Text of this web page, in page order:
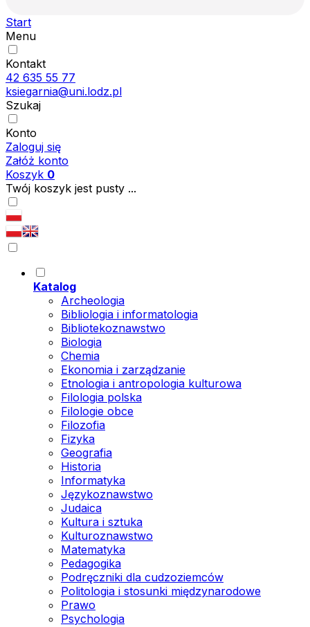
Start
Menu
Kontakt
42 635 55 77
ksiegarnia@uni.lodz.pl
Szukaj
Konto
Zaloguj się
Załóż konto
Koszyk 0
Twój koszyk jest pusty ...
Katalog
Archeologia
Bibliologia i informatologia
Bibliotekoznawstwo
Biologia
Chemia
Ekonomia i zarządzanie
Etnologia i antropologia kulturowa
Filologia polska
Filologie obce
Filozofia
Fizyka
Geografia
Historia
Informatyka
Językoznawstwo
Judaica
Kultura i sztuka
Kulturoznawstwo
Matematyka
Pedagogika
Podręczniki dla cudzoziemców
Politologia i stosunki międzynarodowe
Prawo
Psychologia